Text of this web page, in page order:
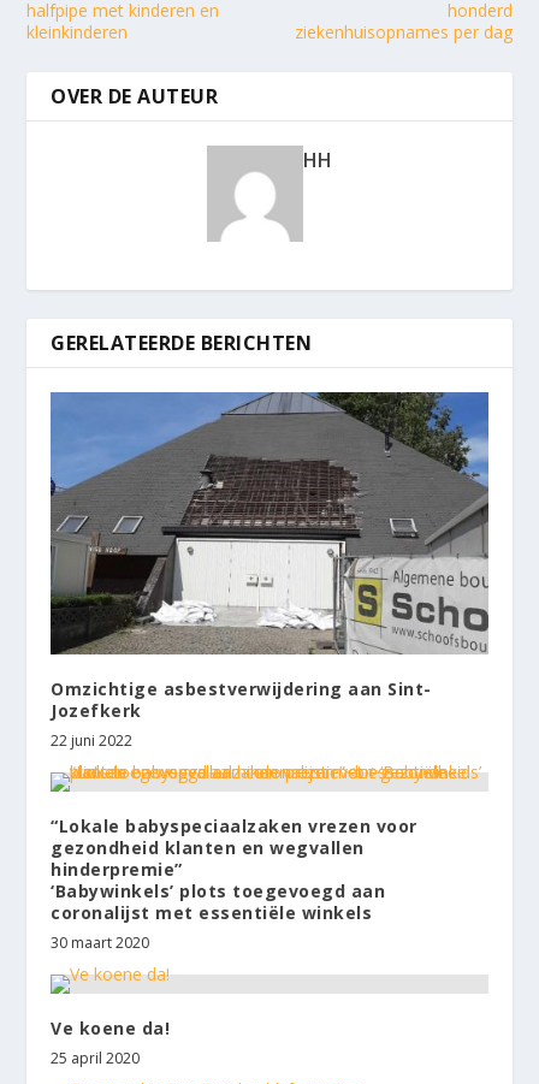
halfpipe met kinderen en
kleinkinderen
honderd
ziekenhuisopnames per dag
OVER DE AUTEUR
HH
GERELATEERDE BERICHTEN
Omzichtige asbestverwijdering aan Sint-
Jozefkerk
22 juni 2022
“Lokale babyspeciaalzaken vrezen voor
gezondheid klanten en wegvallen
hinderpremie”
‘Babywinkels’ plots toegevoegd aan
coronalijst met essentiële winkels
30 maart 2020
Ve koene da!
25 april 2020